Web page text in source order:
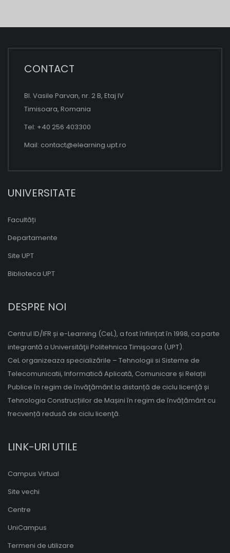
CONTACT
Bl. Vasile Parvan, nr. 2 B, Etaj IV
Timisoara, Romania
Tel: +40 256 403300
Mail: contact@elearning.upt.ro
UNIVERSITATE
Facultăți
Departamente
Site UPT
Biblioteca UPT
DESPRE NOI
Centrul ID/IFR și e-Learning (CeL), a fost înființat în 1998, ca parte
integrantă a Universităţii Politehnica Timişoara (UPT).
CeL organizeaza specializările – Tehnologii si Sisteme de
Telecomunicatii, Informatică Aplicată, Comunicare și Relații
Publice în regim de învăţământ la distanță de ciclu licenţă și
Tehnologia Construcțiilor de Mașini în regim de învățământ cu
frecvență redusă de ciclu licenţă.
LINK-URI UTILE
Campus Virtual
Site vechi
Centre
UniCampus
Termeni de utilizare